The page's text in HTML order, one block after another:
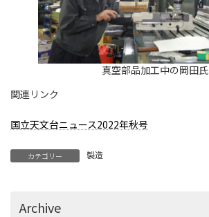
真空部品加工中の岡田氏
関連リンク
国立天文台ニュース2022年秋号
カテゴリー 製造
Archive